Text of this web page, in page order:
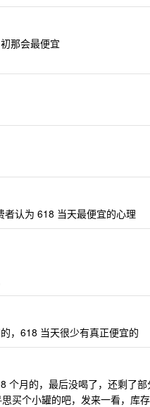
那会最便宜
认为 618 当天最便宜的心理
，618 当天很少有真正便宜的
个月的，最后没喝了，还剩了
买个小罐的吧，发来一看，库